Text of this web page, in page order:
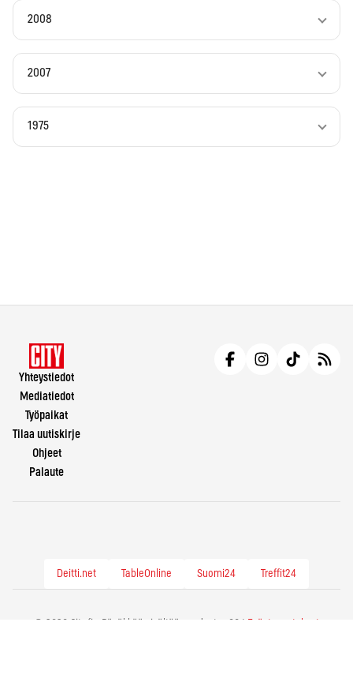
2008
2007
1975
Yhteystiedot
Mediatiedot
Työpaikat
Tilaa uutiskirje
Ohjeet
Palaute
Deitti.net TableOnline Suomi24 Treffit24